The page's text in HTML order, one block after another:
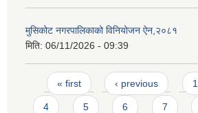
मुसिकोट नगरपालिकाको विनियोजन ऐन,२०८१
मिति: 06/11/2026 - 09:39
Pages
« first ‹ previous 1
4 5 6 7